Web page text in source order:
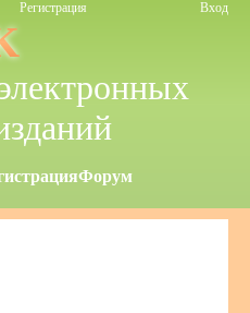
Регистрация Вход
Форум